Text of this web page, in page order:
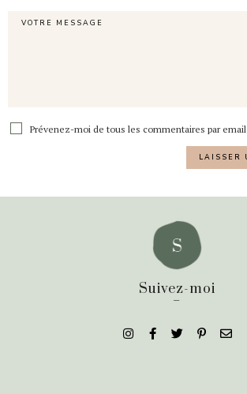
Prévenez-moi de tous les commentaires par email
Suivez-moi
_